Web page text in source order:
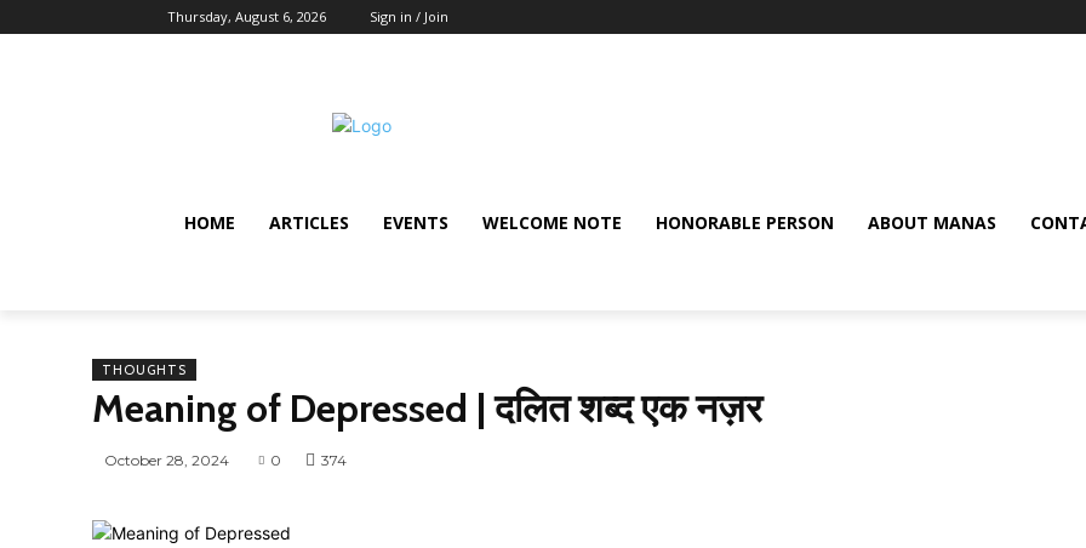
Thursday, August 6, 2026 Sign in / Join
HOME ARTICLES EVENTS WELCOME NOTE HONORABLE PERSON ABOUT MANAS
THOUGHTS
Meaning of Depressed | दलित शब्द एक नज़र
October 28, 2024 0 374